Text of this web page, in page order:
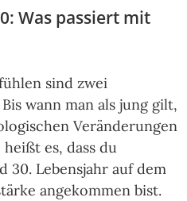
Was passiert mit
sind zwei
wann man als jung gilt,
Veränderungen
es, dass du
30. Lebensjahr auf dem
angekommen bist.